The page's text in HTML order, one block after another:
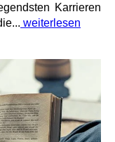
Karrieren
weiterlesen